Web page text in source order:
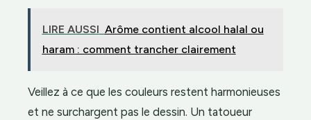
LIRE AUSSI Arôme contient alcool halal ou
haram : comment trancher clairement
Veillez à ce que les couleurs restent harmonieuses
et ne surchargent pas le dessin. Un tatoueur